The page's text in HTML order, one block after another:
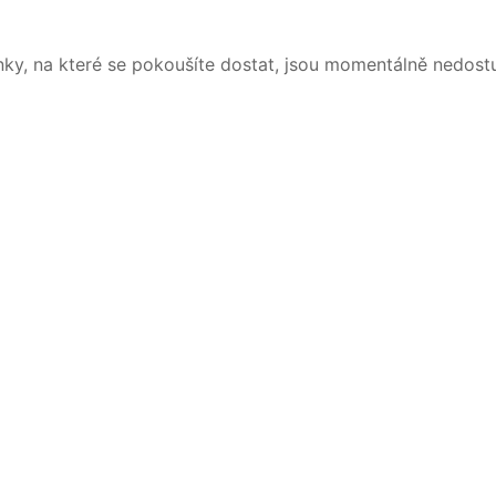
na které se pokoušíte dostat, jsou momentálně